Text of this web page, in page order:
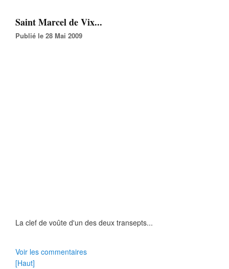
Saint Marcel de Vix...
Publié le 28 Mai 2009
La clef de voûte d'un des deux transepts...
Voir les commentaires
[Haut]